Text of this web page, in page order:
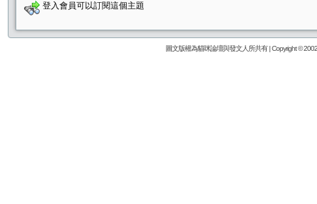
登入會員可以訂閱這個主題
圖文版權為貓咪論壇與發文人所共有 | Copyright ©